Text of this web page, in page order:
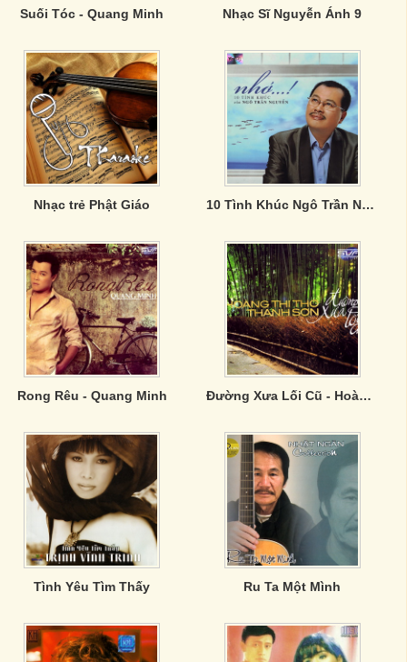
Suối Tóc - Quang Minh Nhạc Sĩ Nguyễn Ánh 9
Nhạc trẻ Phật Giáo 10 Tình Khúc Ngô Trần Nguyễn - Nhớ...!
Rong Rêu - Quang Minh Đường Xưa Lối Cũ - Hoàng Thi Thơ ,Thanh Sơn
Tình Yêu Tìm Thấy Ru Ta Một Mình